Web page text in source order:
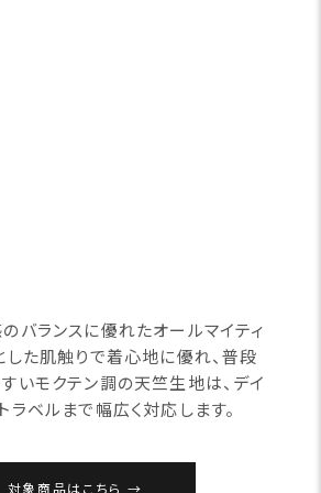
バランスに優れたオールマイティ
した肌触りで着心地に優れ、普段
いモクテン調の天竺生地は、デイ
ラベルまで幅広く対応します。
対象商品はこちら